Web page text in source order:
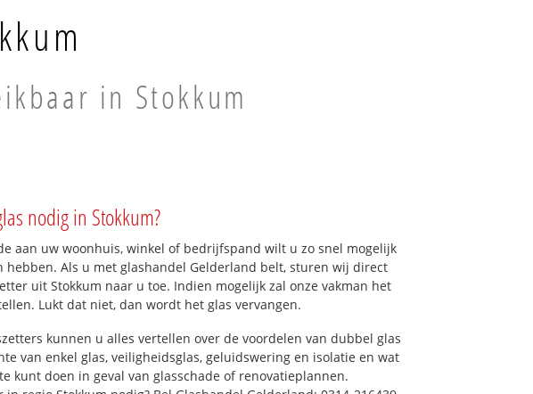
in Stokkum
nodig in Stokkum?
aan uw woonhuis, winkel of bedrijfspand wilt u zo snel mogelijk
hebben. Als u met glashandel Gelderland belt, sturen wij direct
uit Stokkum naar u toe. Indien mogelijk zal onze vakman het
Lukt dat niet, dan wordt het glas vervangen.
kunnen u alles vertellen over de voordelen van dubbel glas
van enkel glas, veiligheidsglas, geluidswering en isolatie en wat
kunt doen in geval van glasschade of renovatieplannen.